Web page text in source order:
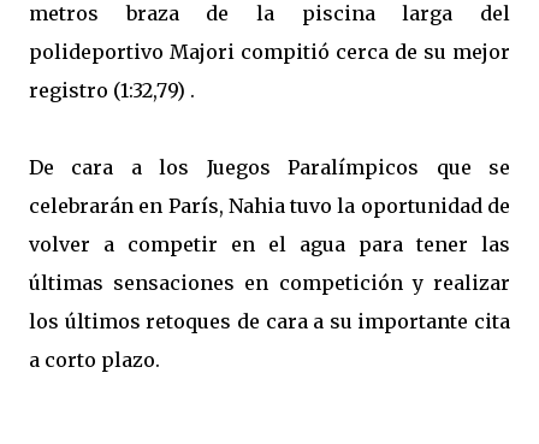
metros braza de la piscina larga del
polideportivo Majori compitió cerca de su mejor
registro (1:32,79) .
De cara a los Juegos Paralímpicos que se
celebrarán en París, Nahia tuvo la oportunidad de
volver a competir en el agua para tener las
últimas sensaciones en competición y realizar
los últimos retoques de cara a su importante cita
a corto plazo.